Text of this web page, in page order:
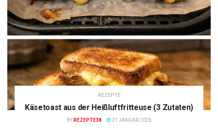
REZEPTE
Käsetoast aus der Heißluftfritteuse (3 Zutaten)
BY REZEPTE38 21 JANUAR 2026